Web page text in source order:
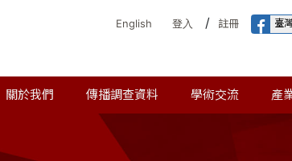
English 登入 / 註冊 臺
關於我們 傳播調查資料 學術交流 產